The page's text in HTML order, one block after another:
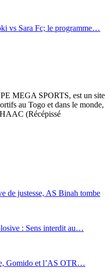
vs Sara Fc; le programme…
MEGA SPORTS, est un site
au Togo et dans le monde,
(Récépissé
de justesse, AS Binah tombe
: Sens interdit au…
Gomido et l’AS OTR…